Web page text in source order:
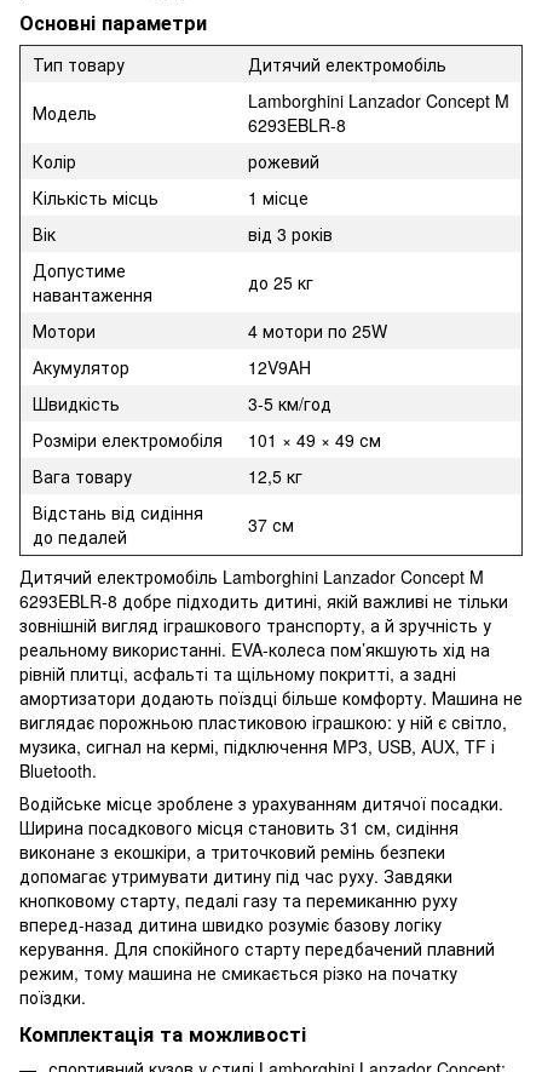
Основні параметри
Тип товару
Дитячий електромобіль
Модель
Lamborghini Lanzador Concept M
6293EBLR-8
Колір
рожевий
Кількість місць
1 місце
Вік
від 3 років
Допустиме
навантаження
до 25 кг
Мотори
4 мотори по 25W
Акумулятор
12V9AH
Швидкість
3-5 км/год
Розміри електромобіля
101 × 49 × 49 см
Вага товару
12,5 кг
Відстань від сидіння
до педалей
37 см
Дитячий електромобіль Lamborghini Lanzador Concept M
6293EBLR-8 добре підходить дитині, якій важливі не тільки
зовнішній вигляд іграшкового транспорту, а й зручність у
реальному використанні. EVA-колеса пом’якшують хід на
рівній плитці, асфальті та щільному покритті, а задні
амортизатори додають поїздці більше комфорту. Машина не
виглядає порожньою пластиковою іграшкою: у ній є світло,
музика, сигнал на кермі, підключення MP3, USB, AUX, TF і
Bluetooth.
Водійське місце зроблене з урахуванням дитячої посадки.
Ширина посадкового місця становить 31 см, сидіння
виконане з екошкіри, а триточковий ремінь безпеки
допомагає утримувати дитину під час руху. Завдяки
кнопковому старту, педалі газу та перемиканню руху
вперед-назад дитина швидко розуміє базову логіку
керування. Для спокійного старту передбачений плавний
режим, тому машина не смикається різко на початку
поїздки.
Комплектація та можливості